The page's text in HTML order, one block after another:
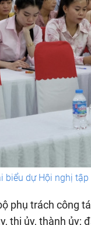
biểu dự Hội nghị tập
phụ trách công
thị ủy, thành ủy;